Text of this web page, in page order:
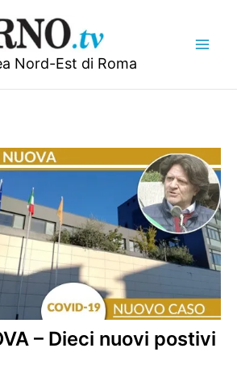
Nord-Est di Roma
– Dieci nuovi postivi